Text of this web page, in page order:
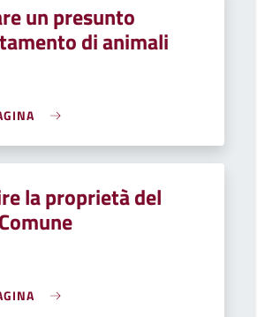
un presunto
di animali
la proprietà del